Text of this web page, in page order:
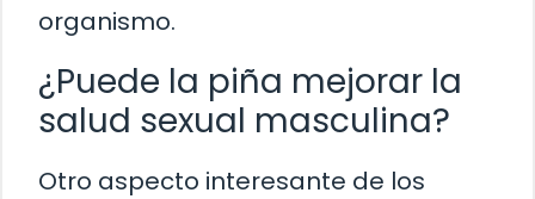
organismo.
¿Puede la piña mejorar la
salud sexual masculina?
Otro aspecto interesante de los